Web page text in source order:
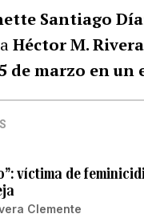
Santiago
Héctor M.
de marzo en
víctima de
Clemente